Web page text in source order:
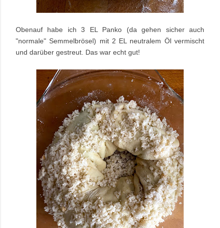
Obenauf habe ich 3 EL Panko (da gehen sicher auch
"normale" Semmelbrösel) mit 2 EL neutralem Öl vermischt
und darüber gestreut. Das war echt gut!